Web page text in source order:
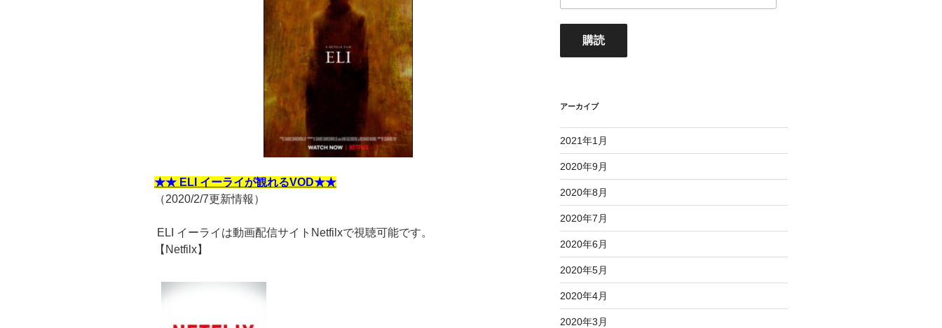
★★ ELI イーライが観れるVOD★★
（2020/2/7更新情報）
ELI イーライは動画配信サイトNetfilxで視聴可能です。
【Netfilx】
ル
ア
レ
購読
アーカイブ
2021年1月
2020年9月
2020年8月
2020年7月
2020年6月
2020年5月
2020年4月
2020年3月